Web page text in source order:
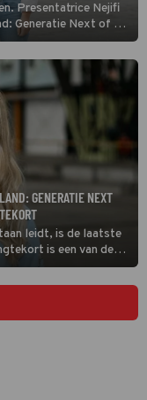
Presentatrice Nejifi
Generatie Next of er
te verhelpen. In Zwolle
waterfiltersysteem.
GENERATIE NEXT
leidt, is de laatste
is een van de
Bleiksloot
Next hoe het tij te